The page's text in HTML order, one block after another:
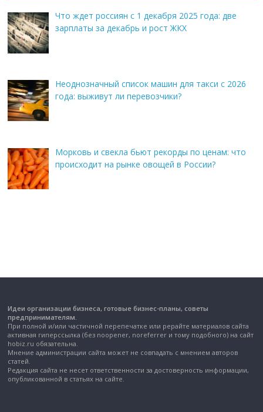
Что ждет россиян с 1 декабря 2025 года: две
зарплаты за декабрь и рост ЖКХ
Неоднозначный список машин для такси с 2026
года: выживут ли перевозчики?
Морковь и свекла бьют рекорды по ценам: что
происходит на рынке овощей в России?
Идеи организации бизнеса, готовые бизнес-планы, советы
предпринимателям.
При полной и/или частичной перепечатке или рерайте материалов сайта
активная гиперссылка (без noopener, noreferrer и тому подобного) на сайт
hobiz.ru обязательна.
Мнение администрации сайта может не совпадать с мнением авторов
статей.
Редакция сайта не несет ответственности за достоверность информации,
опубликованной в статьях на сайте.